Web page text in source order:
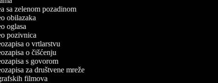
sa zelenom pozadinom
obilazaka
oglasa
pozivnica
o vrtlarstvu
o čišćenju
s govorom
za društvene mreže
filmova